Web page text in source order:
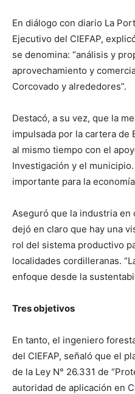
En diálogo con diario La
Ejecutivo del CIEFAP,
se denomina: “análisis y
aprovechamiento y
Corcovado y alrededores”.
Destacó, a su vez, que la
impulsada por la cartera de
al mismo tiempo con el
Investigación y el
importante para la
Aseguró que la industria
dejó en claro que hay una
rol del sistema productivo
localidades cordilleranas.
enfoque desde la
Tres objetivos
En tanto, el ingeniero
del CIEFAP, señaló que el
de la Ley N° 26.331 de
autoridad de aplicación en